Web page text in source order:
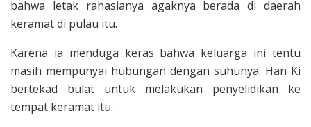
bahwa letak rahasianya agaknya berada di daerah
keramat di pulau itu.
Karena ia menduga keras bahwa keluarga ini tentu
masih mempunyai hubungan dengan suhunya. Han Ki
bertekad bulat untuk melakukan penyelidikan ke
tempat keramat itu.